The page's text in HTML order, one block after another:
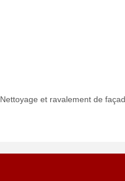
Nettoyage et ravalement de